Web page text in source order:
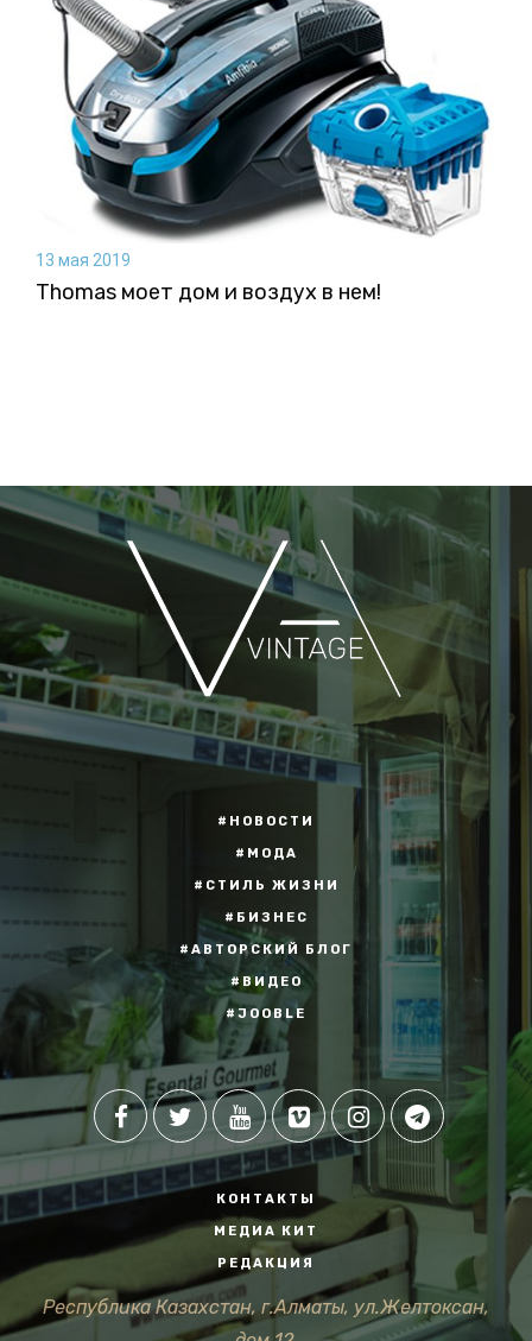
13 мая 2019
Thomas моет дом и воздух в нем!
#НОВОСТИ
#МОДА
#СТИЛЬ ЖИЗНИ
#БИЗНЕС
#АВТОРСКИЙ БЛОГ
#ВИДЕО
#JOOBLE
КОНТАКТЫ
МЕДИА КИТ
РЕДАКЦИЯ
Республика Казахстан, г.Алматы, ул.Желтоксан,